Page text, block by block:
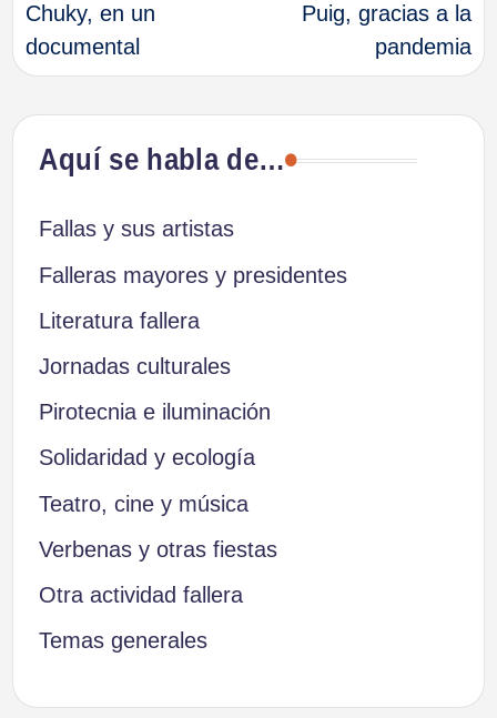
entradas
Chuky, en un
documental
Puig, gracias a la
pandemia
Aquí se habla de…
Fallas y sus artistas
Falleras mayores y presidentes
Literatura fallera
Jornadas culturales
Pirotecnia e iluminación
Solidaridad y ecología
Teatro, cine y música
Verbenas y otras fiestas
Otra actividad fallera
Temas generales